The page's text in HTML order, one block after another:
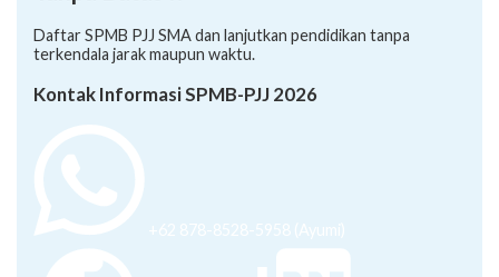
Daftar SPMB PJJ SMA dan lanjutkan pendidikan tanpa
terkendala jarak maupun waktu.
Kontak Informasi SPMB-PJJ 2026
+62 878-8528-5958 (Ayumi)